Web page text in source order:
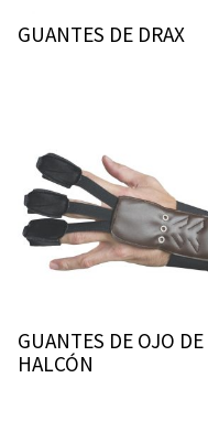
GUANTES DE DRAX
GUANTES DE OJO DE
HALCÓN